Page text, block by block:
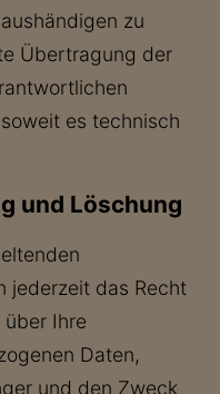
zu
Übertragung der
es technisch
und Löschung
jederzeit das Recht
Ihre
Daten,
und den Zweck